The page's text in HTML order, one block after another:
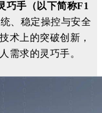
巧手 （以下简称F1
、 稳定操控与安全
技术上的突破创新 ，
需求的灵巧手。